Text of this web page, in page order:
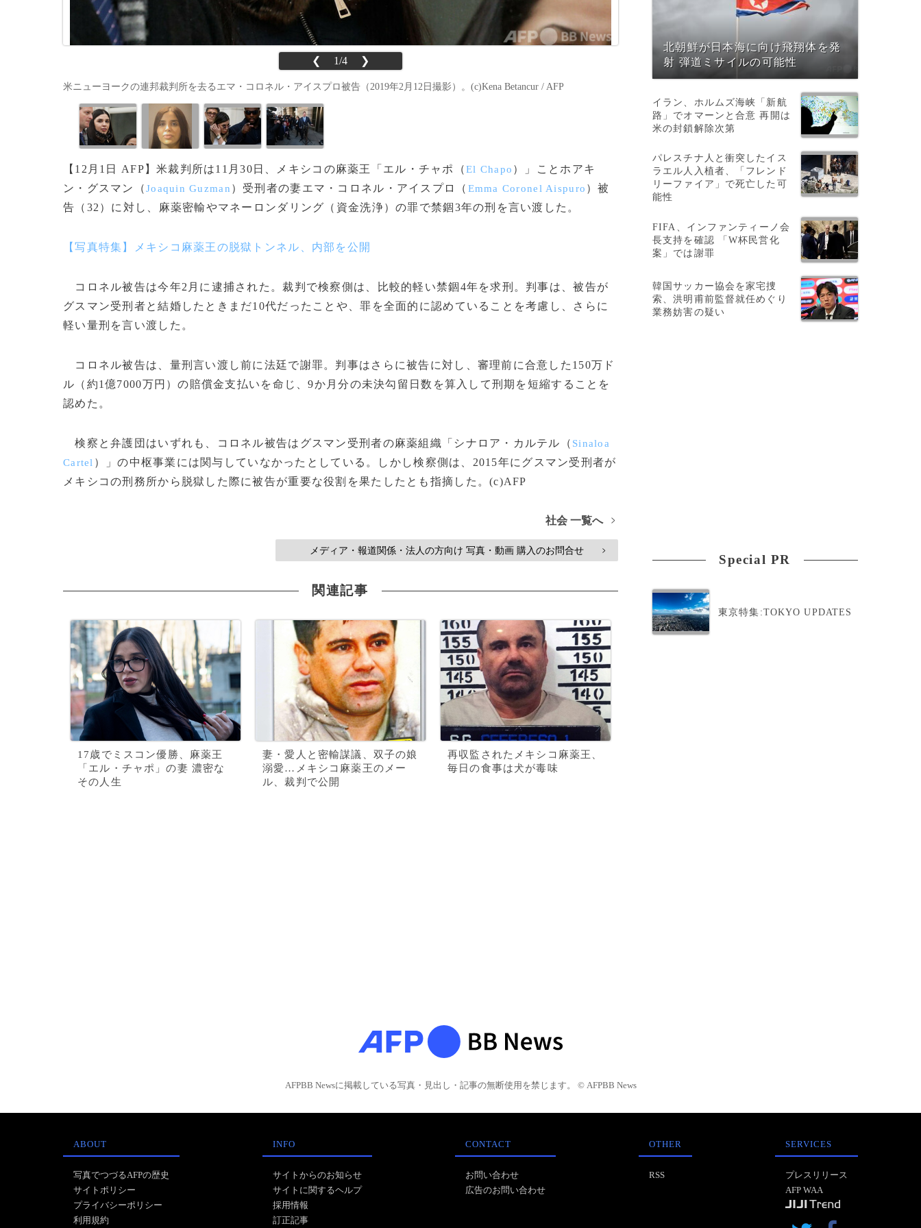
❮ 1/4 ❯
米ニューヨークの連邦裁判所を去るエマ・コロネル・アイスプロ被告（2019年2月12日撮影）。(c)Kena Betancur / AFP
【12月1日 AFP】米裁判所は11月30日、メキシコの麻薬王「エル・チャポ（El Chapo ）」ことホアキ
ン・グスマン（Joaquin Guzman ）受刑者の妻エマ・コロネル・アイスプロ（ Emma Coronel Aispuro ）被
告（32）に対し、麻薬密輸やマネーロンダリング（資金洗浄）の罪で禁錮3年の刑を言い渡した。
【写真特集】メキシコ麻薬王の脱獄トンネル、内部を公開
コロネル被告は今年2月に逮捕された。裁判で検察側は、比較的軽い禁錮4年を求刑。判事は、被告が
グスマン受刑者と結婚したときまだ10代だったことや、罪を全面的に認めていることを考慮し、さらに
軽い量刑を言い渡した。
コロネル被告は、量刑言い渡し前に法廷で謝罪。判事はさらに被告に対し、審理前に合意した150万ド
ル（約1億7000万円）の賠償金支払いを命じ、9か月分の未決勾留日数を算入して刑期を短縮することを
認めた。
検察と弁護団はいずれも、コロネル被告はグスマン受刑者の麻薬組織「シナロア・カルテル（ Sinaloa
Cartel ）」の中枢事業には関与していなかったとしている。しかし検察側は、2015年にグスマン受刑者が
メキシコの刑務所から脱獄した際に被告が重要な役割を果たしたとも指摘した。(c)AFP
社会 一覧へ >
メディア・報道関係・法人の方向け 写真・動画 購入のお問合せ >
関連記事
17歳でミスコン優勝、麻薬王
「エル・チャポ」の妻 濃密な
その人生
妻・愛人と密輸謀議、双子の娘
溺愛…メキシコ麻薬王のメー
ル、裁判で公開
再収監されたメキシコ麻薬王、
毎日の食事は犬が毒味
北朝鮮が日本海に向け飛翔体を発
射 弾道ミサイルの可能性
イラン、ホルムズ海峡「新航
路」でオマーンと合意 再開は
米の封鎖解除次第
パレスチナ人と衝突したイス
ラエル人入植者、「フレンド
リーファイア」で死亡した可
能性
FIFA、インファンティーノ会
長支持を確認 「W杯民営化
案」では謝罪
韓国サッカー協会を家宅捜
索、洪明甫前監督就任めぐり
業務妨害の疑い
Special PR
東京特集:TOKYO UPDATES
AFPBB Newsに掲載している写真・見出し・記事の無断使用を禁じます。 © AFPBB News
ABOUT
写真でつづるAFPの歴史
サイトポリシー
プライバシーポリシー
利用規約
INFO
サイトからのお知らせ
サイトに関するヘルプ
採用情報
訂正記事
CONTACT
お問い合わせ
広告のお問い合わせ
OTHER
RSS
SERVICES
プレスリリース
AFP WAA